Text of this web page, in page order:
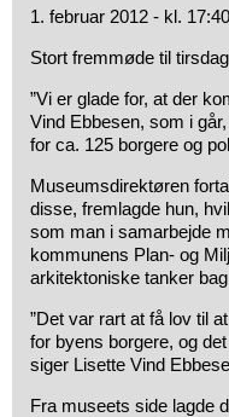
1. februar 2012 - kl.
Stort fremmøde til
”Vi er glade for, at der
Vind Ebbesen, som i
for ca. 125 borgere og
Museumsdirektøren
disse, fremlagde hun,
som man i samarbejde
kommunens Plan- og
arkitektoniske tanker
”Det var rart at få lov til
for byens borgere, og
siger Lisette Vind
Fra museets side lagde